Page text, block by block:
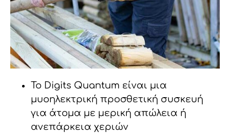
Το Digits Quantum είναι μια
μυοηλεκτρική προσθετική συσκευή
για άτομα με μερική απώλεια ή
ανεπάρκεια χεριών